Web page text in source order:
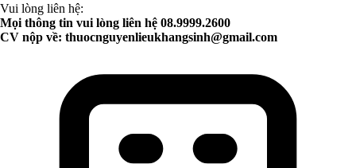
Vui lòng liên hệ:
Mọi thông tin vui lòng liên hệ 08.9999.2600
CV nộp về: thuocnguyenlieukhangsinh@gmail.com